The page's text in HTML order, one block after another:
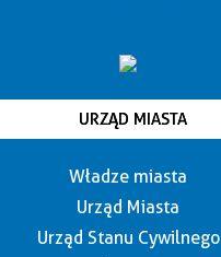
URZĄD MIASTA
Władze miasta
Urząd Miasta
Urząd Stanu Cywilnego